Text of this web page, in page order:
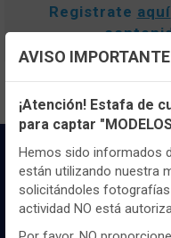
Registrate aquí
Configuración de
Utilizamos cookies
persistentes, para hacer
página web y
Igualmente, utilizamos
la navegación que
gustos y preferencias.
AVISO
¡Atención! Estafa de
para captar
Hemos sido informados
están utilizando nuestra
solicitándoles
actividad NO está